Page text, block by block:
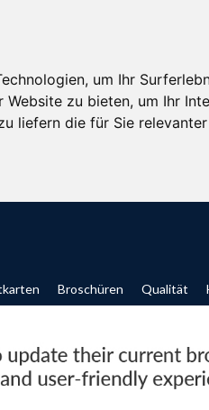
um Ihr
Website zu bieten, um Ihr
liefern die für Sie
Broschüren Qualität